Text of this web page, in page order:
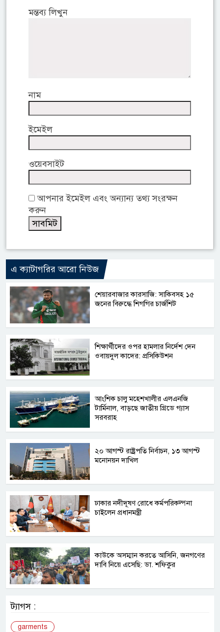
মন্তব্য লিখুন
নাম
ইমেইল
ওয়েবসাইট
আপনার ইমেইল এবং অন্যান্য তথ্য সংরক্ষন
করুন
এ ক্যাটাগরির আরো নিউজ
শেয়ারবাজার কারসাজি: সাকিবসহ ১৫
জনের বিরুদ্ধে শিগগির চার্জশিট
শিক্ষার্থীদের ওপর হামলার নির্দেশ দেন
ওবায়দুল কাদের: প্রসিকিউশন
আংশিক চালু মহেশখালীর এলএনজি
টার্মিনাল, বাড়ছে জাতীয় গ্রিডে গ্যাস
সরবরাহ
২০ আগস্ট রাষ্ট্রপতি নির্বাচন, ১৩ আগস্ট
মনোনয়ন দাখিল
ঢাকার নদীদূষণ রোধে কর্মপরিকল্পনা
চাইলেন প্রধানমন্ত্রী
কাউকে অসম্মান করতে আসিনি, জনগণের
দাবি নিয়ে এসেছি: ডা. শফিকুর
ট্যাগস :
garments